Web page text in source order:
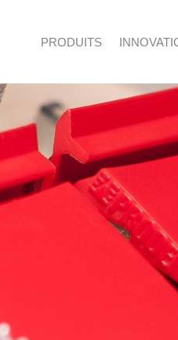
Aller au contenu
PRODUITS